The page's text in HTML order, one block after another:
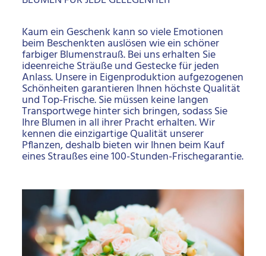
Kaum ein Geschenk kann so viele Emotionen
beim Beschenkten auslösen wie ein schöner
farbiger Blumenstrauß. Bei uns erhalten Sie
ideenreiche Sträuße und Gestecke für jeden
Anlass. Unsere in Eigenproduktion aufgezogenen
Schönheiten garantieren Ihnen höchste Qualität
und Top-Frische. Sie müssen keine langen
Transportwege hinter sich bringen, sodass Sie
Ihre Blumen in all ihrer Pracht erhalten. Wir
kennen die einzigartige Qualität unserer
Pflanzen, deshalb bieten wir Ihnen beim Kauf
eines Straußes eine 100-Stunden-Frischegarantie.